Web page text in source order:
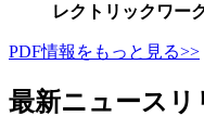
レクトリックワー
PDF情報をもっと見る>>
最新ニュースリ